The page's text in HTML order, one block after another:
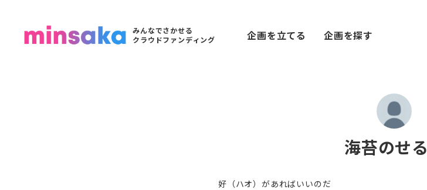
みんなでさかせる
クラウドファンディング
企画を立てる 企画を探す
海苔のせる
好（ハオ）があればいいのだ